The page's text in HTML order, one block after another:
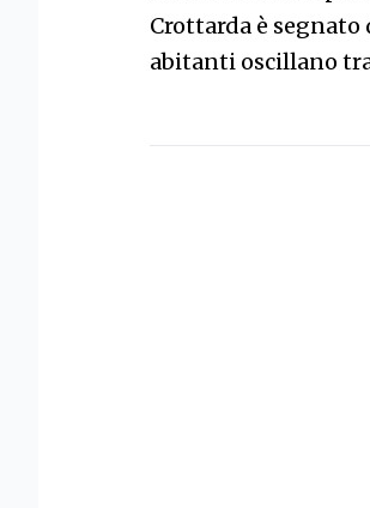
Crottarda è segnato
abitanti oscillano